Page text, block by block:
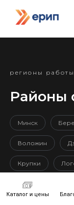
Каталог и цены
регионы
Районы
Минск
Воложин
Крупки
Мядель